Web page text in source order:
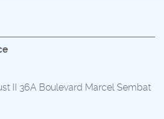
II 36A Boulevard Marcel Sembat